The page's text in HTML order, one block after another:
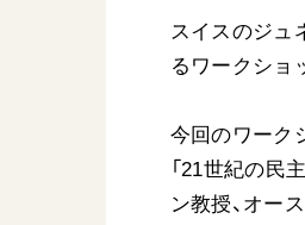
スイスのジュ
るワークショ
今回のワーク
「21世紀の民
ン教授、オー